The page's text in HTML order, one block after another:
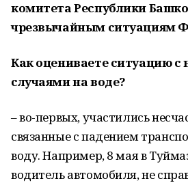
комитета Республики
чрезвычайным ситуациям
Как оцениваете ситуацию
случаями на воде?
– во-первых, участились
связанные с падением
воду. Например, 8 мая в
водитель автомобиля, не